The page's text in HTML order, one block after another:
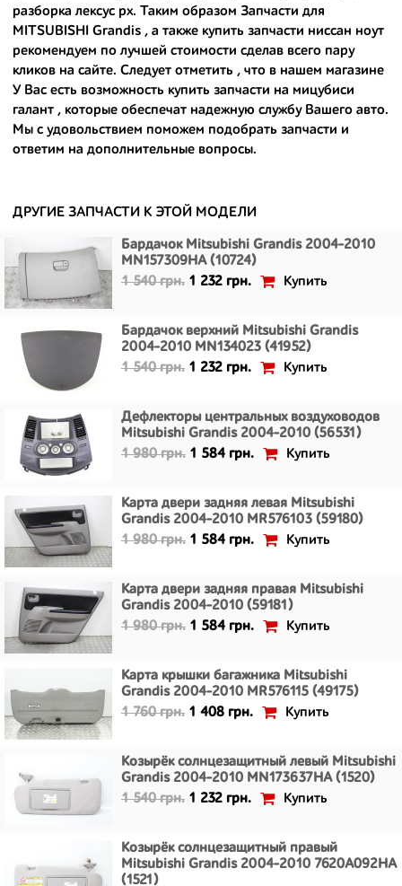
Купить комплектующие для авто с разборки – хорошее решение.
Ведь наши запчасти:
- доступные по цене;
- сняты только с автомобилей, которые ездили по превосходным
европейским и японским дорогам;
- имеют большой запас прочности и невыробатанный ресурс, и
разборка лексус рх. Таким образом Запчасти для
MITSUBISHI Grandis , а также купить запчасти ниссан ноут
рекомендуем по лучшей стоимости сделав всего пару
кликов на сайте. Следует отметить , что в нашем магазине
У Вас есть возможность купить запчасти на мицубиси
галант , которые обеспечат надежную службу Вашего авто.
Мы с удовольствием поможем подобрать запчасти и
ответим на дополнительные вопросы.
ДРУГИЕ ЗАПЧАСТИ К ЭТОЙ МОДЕЛИ
Бардачок Mitsubishi Grandis 2004-2010
MN157309HA (10724)
1 540 грн. 1 232 грн. Купить
Бардачок верхний Mitsubishi Grandis
2004-2010 MN134023 (41952)
1 540 грн. 1 232 грн. Купить
Дефлекторы центральных воздуховодов
Mitsubishi Grandis 2004-2010 (56531)
1 980 грн. 1 584 грн. Купить
Карта двери задняя левая Mitsubishi
Grandis 2004-2010 MR576103 (59180)
1 980 грн. 1 584 грн. Купить
Карта двери задняя правая Mitsubishi
Grandis 2004-2010 (59181)
1 980 грн. 1 584 грн. Купить
Карта крышки багажника Mitsubishi
Grandis 2004-2010 MR576115 (49175)
1 760 грн. 1 408 грн. Купить
Козырёк солнцезащитный левый Mitsubishi
Grandis 2004-2010 MN173637HA (1520)
1 540 грн. 1 232 грн. Купить
Козырёк солнцезащитный правый
Mitsubishi Grandis 2004-2010 7620A092HA
(1521)